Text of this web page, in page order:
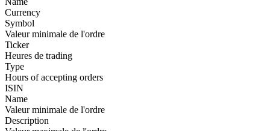
Currency
Symbol
Valeur minimale de l'ordre
Ticker
Heures de trading
Type
Hours of accepting orders
ISIN
Name
Valeur minimale de l'ordre
Description